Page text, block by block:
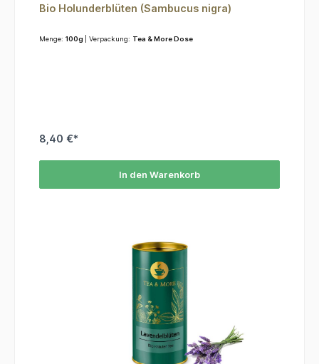
Bio Holunderblüten (Sambucus nigra)
Menge: 100g | Verpackung: Tea & More Dose
8,40 €*
In den Warenkorb